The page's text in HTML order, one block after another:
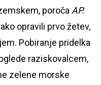
poroča AP.
opravili prvo žetev,
Pobiranje pridelka
raziskovalcem,
zelene morske